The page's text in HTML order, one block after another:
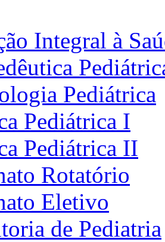
Integral à
Pediátrica
Pediátrica I
Pediátrica II
Rotatório
Eletivo
de Pediatria